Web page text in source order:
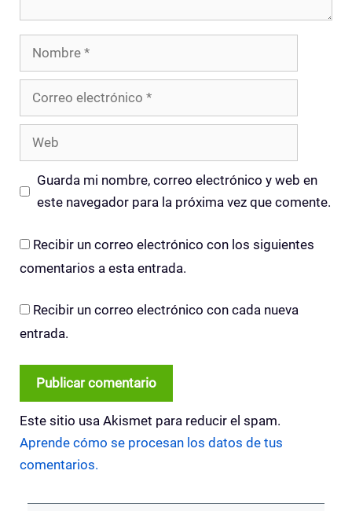
Nombre
Correo
electrónico
Web
Guarda mi nombre, correo electrónico y web en
este navegador para la próxima vez que comente.
Recibir un correo electrónico con los siguientes
comentarios a esta entrada.
Recibir un correo electrónico con cada nueva
entrada.
Este sitio usa Akismet para reducir el spam.
Aprende cómo se procesan los datos de tus
comentarios.